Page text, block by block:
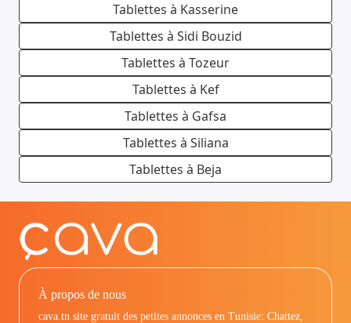
Tablettes à Kasserine
Tablettes à Sidi Bouzid
Tablettes à Tozeur
Tablettes à Kef
Tablettes à Gafsa
Tablettes à Siliana
Tablettes à Beja
À propos de nous
cava.tn site gratuit des petites annonces en Tunisie: Chattez,